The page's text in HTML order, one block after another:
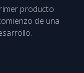
producto
de una